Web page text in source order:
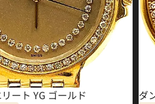
ート YG ゴールド
ダ